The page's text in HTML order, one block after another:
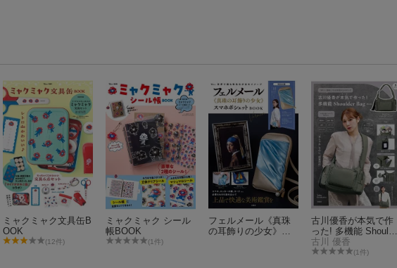
ミャクミャク文具缶B
OOK
(12件)
ミャクミャク シール
帳BOOK
(1件)
フェルメール《真珠
の耳飾りの少女》ス
古川優香が本気で作
った! 多機能 Shoulder
Bag Book
古川 優香
(1件)